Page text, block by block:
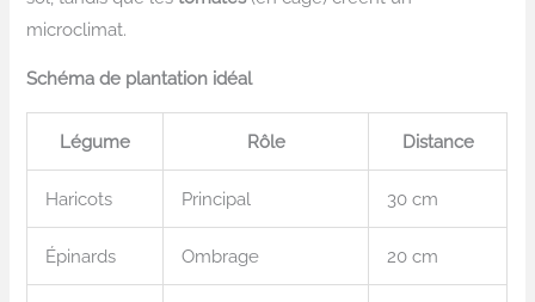
microclimat.
Schéma de plantation idéal
Légume Rôle Distance
Haricots Principal 30 cm
Épinards Ombrage 20 cm